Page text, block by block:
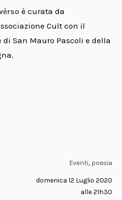
Eventi, poesia
domenica 12 Luglio 2020
alle 21h30
è curata da
Cult con il
San Mauro Pascoli e della